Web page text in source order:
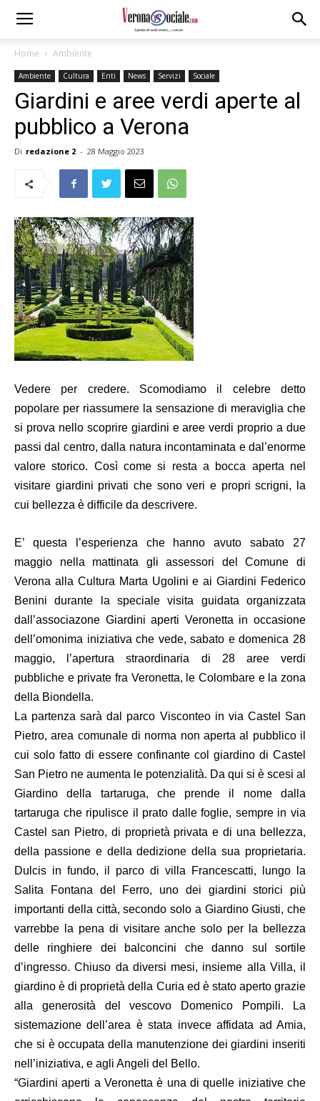
Home Ambiente
Ambiente Cultura Enti News Servizi Sociale
Giardini e aree verdi aperte al
pubblico a Verona
Di redazione 2 - 28 Maggio 2023
Vedere per credere. Scomodiamo il celebre detto
popolare per riassumere la sensazione di meraviglia che
si prova nello scoprire giardini e aree verdi proprio a due
passi dal centro, dalla natura incontaminata e dal’enorme
valore storico. Così come si resta a bocca aperta nel
visitare giardini privati che sono veri e propri scrigni, la
cui bellezza è difficile da descrivere.
E’ questa l’esperienza che hanno avuto sabato 27
maggio nella mattinata gli assessori del Comune di
Verona alla Cultura Marta Ugolini e ai Giardini Federico
Benini durante la speciale visita guidata organizzata
dall’associazone Giardini aperti Veronetta in occasione
dell’omonima iniziativa che vede, sabato e domenica 28
maggio, l’apertura straordinaria di 28 aree verdi
pubbliche e private fra Veronetta, le Colombare e la zona
della Biondella.
La partenza sarà dal parco Visconteo in via Castel San
Pietro, area comunale di norma non aperta al pubblico il
cui solo fatto di essere confinante col giardino di Castel
San Pietro ne aumenta le potenzialità. Da qui si è scesi al
Giardino della tartaruga, che prende il nome dalla
tartaruga che ripulisce il prato dalle foglie, sempre in via
Castel san Pietro, di proprietà privata e di una bellezza,
della passione e della dedizione della sua proprietaria.
Dulcis in fundo, il parco di villa Francescatti, lungo la
Salita Fontana del Ferro, uno dei giardini storici più
importanti della città, secondo solo a Giardino Giusti, che
varrebbe la pena di visitare anche solo per la bellezza
delle ringhiere dei balconcini che danno sul sortile
d’ingresso. Chiuso da diversi mesi, insieme alla Villa, il
giardino è di proprietà della Curia ed è stato aperto grazie
alla generosità del vescovo Domenico Pompili. La
sistemazione dell’area è stata invece affidata ad Amia,
che si è occupata della manutenzione dei giardini inseriti
nell’iniziativa, e agli Angeli del Bello.
“Giardini aperti a Veronetta è una di quelle iniziative che